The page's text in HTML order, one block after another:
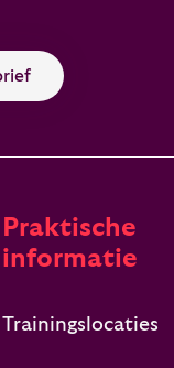
Praktische
informatie
Trainingslocaties